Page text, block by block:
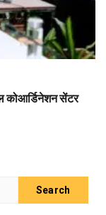
कोआर्डिनेशन सेंटर